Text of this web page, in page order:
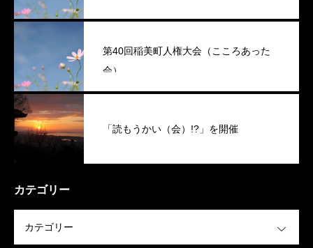
第40回稲美町人権大会（こころあった
会）
「読もうかい（会）!?」を開催
カテゴリー